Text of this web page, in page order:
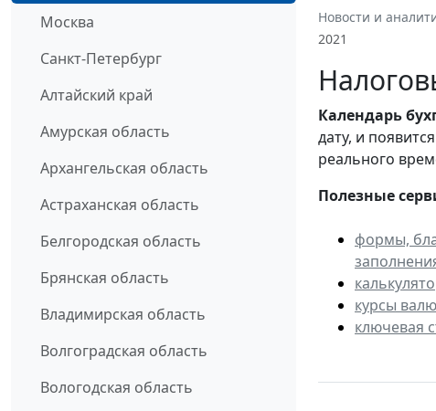
Москва
Санкт-Петербург
Алтайский край
Амурская область
Архангельская область
Астраханская область
Белгородская область
Брянская область
Владимирская область
Волгоградская область
Вологодская область
Новости и
2021
Календарь
дату, и
реального
Полезные
формы,
курсы
ключевая